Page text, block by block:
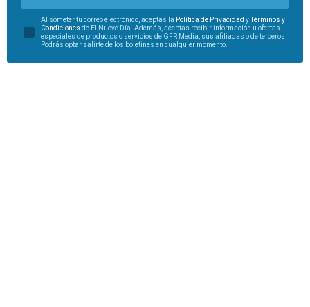
Al someter tu correo electrónico, aceptas la Política de Privacidad yTérminos y
Condiciones de El Nuevo Día. Además, aceptas recibir información u ofertas
especiales de productos o servicios de GFR Media, sus afiliadas o de terceros.
Podrás optar salirte de los boletines en cualquier momento.